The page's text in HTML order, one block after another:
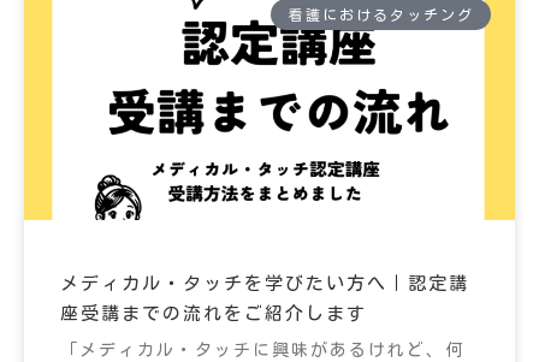
看護におけるタッチング
メディカル・タッチを学びたい方へ｜認定講
座受講までの流れをご紹介します
「メディカル・タッチに興味があるけれど、何